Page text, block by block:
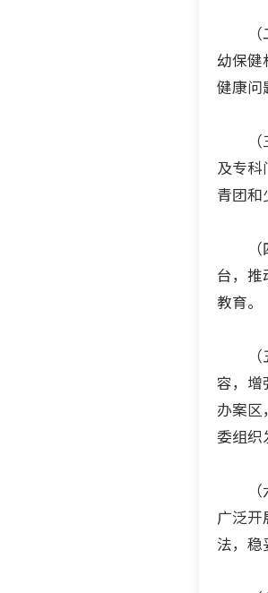
（二
幼保
健康问
（三
及专科
青团和
（四
台，推
教育。
（五
容，增
办案
委组
（六
广泛开
法，稳